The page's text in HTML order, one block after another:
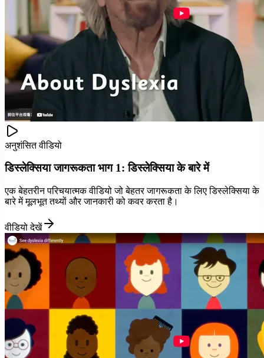
अनुशंसित वीडियो
डिस्लेक्सिया जागरूकता भाग 1: डिस्लेक्सिया के बारे में
एक बेहतरीन परिचयात्मक वीडियो जो बेहतर जागरूकता के लिए डिस्लेक्सिया के
बारे में मूलभूत तथ्यों और जानकारी को कवर करता है।
वीडियो देखें